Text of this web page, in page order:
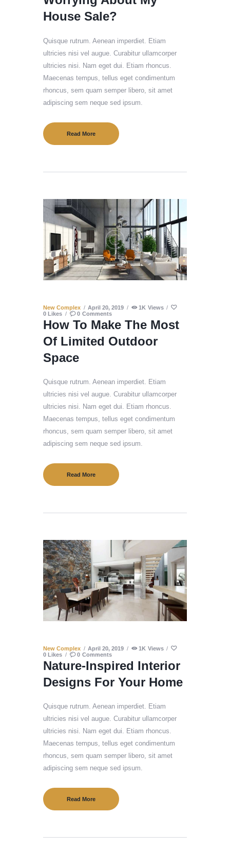
House Sale?
Quisque rutrum. Aenean imperdiet. Etiam
ultricies nisi vel augue. Curabitur ullamcorper
ultricies nisi. Nam eget dui. Etiam rhoncus.
Maecenas tempus, tellus eget condimentum
rhoncus, sem quam semper libero, sit amet
adipiscing sem neque sed ipsum.
Read More
New Complex April 20, 2019 1K Views
0 Likes 0 Comments
How To Make The Most
Of Limited Outdoor
Space
Quisque rutrum. Aenean imperdiet. Etiam
ultricies nisi vel augue. Curabitur ullamcorper
ultricies nisi. Nam eget dui. Etiam rhoncus.
Maecenas tempus, tellus eget condimentum
rhoncus, sem quam semper libero, sit amet
adipiscing sem neque sed ipsum.
Read More
New Complex April 20, 2019 1K Views
0 Likes 0 Comments
Nature-Inspired Interior
Designs For Your Home
Quisque rutrum. Aenean imperdiet. Etiam
ultricies nisi vel augue. Curabitur ullamcorper
ultricies nisi. Nam eget dui. Etiam rhoncus.
Maecenas tempus, tellus eget condimentum
rhoncus, sem quam semper libero, sit amet
adipiscing sem neque sed ipsum.
Read More